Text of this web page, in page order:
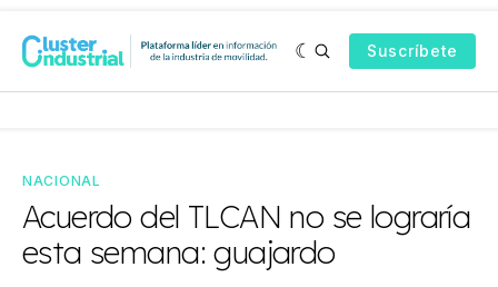
Suscríbete
NACIONAL
Acuerdo del TLCAN no se lograría
esta semana: guajardo